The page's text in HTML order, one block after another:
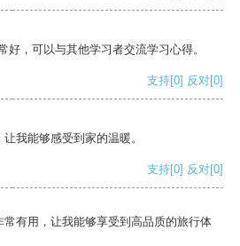
好，可以与其他学习者交流学习心得。
支持[0] 反对[0]
我能够感受到家的温暖。
支持[0] 反对[0]
有用，让我能够享受到高品质的旅行体